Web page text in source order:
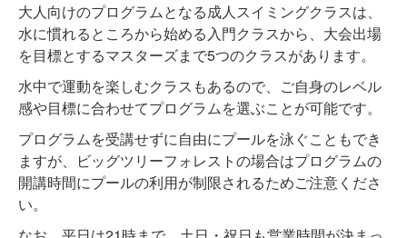
大人向けのプログラムとなる成人スイミングクラスは、
水に慣れるところから始める入門クラスから、大会出場
を目標とするマスターズまで5つのクラスがあります。
水中で運動を楽しむクラスもあるので、ご自身のレベル
感や目標に合わせてプログラムを選ぶことが可能です。
プログラムを受講せずに自由にプールを泳ぐこともでき
ますが、ビッグツリーフォレストの場合はプログラムの
開講時間にプールの利用が制限されるためご注意くださ
い。